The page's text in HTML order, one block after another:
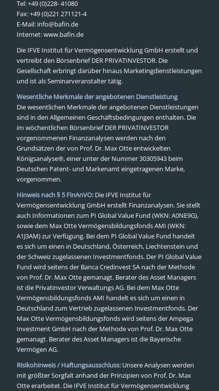
Tel: +49 (0)228- 41080
Fax: +49 (0)221 271121-4
E-Mail: info@bafin.de
Internet: www.bafin.de
Die IFVE Institut für Vermögensentwicklung GmbH erstellt und
vertreibt den Börsenbrief DER PRIVATINVESTOR. Die
Gesellschaft erbringt darüber hinaus Marketingdienstleistungen
und ist als Seminarveranstalter tätig.
Wesentliche Merkmale der angebotenen Dienstleistung
Die wesentlichen Merkmale der angebotenen Dienstleistungen
sind in den Allgemeinen Geschäftsbedingungen enthalten. Die
im wöchentlichen Börsenbrief DER PRIVATINVESTOR
vorgenommenen Finanzanalysen werden nach den
Grundsätzen der von Prof. Dr. Max Otte entwickelten
Königsanalyse®, einer unter der Nummer 30305943 beim
Deutschen Patent- und Markenamt eingetragenen Marke,
vorgenommen.
Hinweis nach § 5 FinAnVO: Die IFVE Institut für
Vermögensentwicklung GmbH erstellt Finanzanalysen. Sie stellt
auch Informationen zum PI Global Value Fund (WKN: A0NE9G),
sowie dem Max Otte Vermögensbildungsfonds AMI (WKN:
A1J3AM) zur Verfügung. Bei dem PI Global Value Fund handelt
es sich um einen in Deutschland, Österreich, Liechtenstein und
der Schweiz zugelassenen Investmentfonds. Der PI Global Value
Fund wird seitens der Banca Credinvest SA nach der Methode
von Prof. Dr. Max Otte gemanagt. Berater des Asset Managers
ist die Privatinvestor Verwaltungs AG. Bei dem Max Otte
Vermögensbildungsfonds AMI handelt es sich um einen in
Deutschland zum Vertrieb zugelassenen Investmentfonds. Der
Max Otte Vermögensbildungsfonds wird seitens der Ampega
Investment GmbH nach der Methode von Prof. Dr. Max Otte
gemanagt. Berater des Asset Managers ist die Bayerische
Vermögen AG.
Risikohinweis / Haftungsausschluss:Unsere Analysen werden
mit größter Sorgfalt anhand der Prinzipien von Prof. Dr. Max
Otte erarbeitet. Die IFVE Institut für Vermögensentwicklung